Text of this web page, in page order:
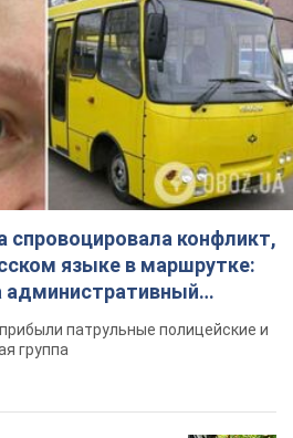
конфликт,
языке в маршрутке:
административный
патрульные полицейские и
группа